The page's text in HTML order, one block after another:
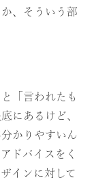
、そういう部
「言われたも
にあるけど、
かりやすいん
ドバイスをく
インに対して